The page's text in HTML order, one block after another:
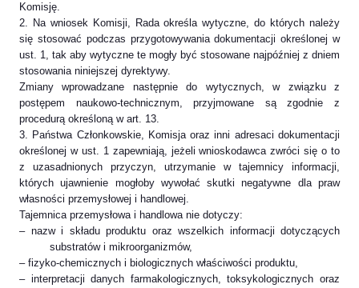
Komisję.
2. Na wniosek Komisji, Rada określa wytyczne, do których należy
się stosować podczas przygotowywania dokumentacji określonej w
ust. 1, tak aby wytyczne te mogły być stosowane najpóźniej z dniem
stosowania niniejszej dyrektywy.
Zmiany wprowadzane następnie do wytycznych, w związku z
postępem naukowo-technicznym, przyjmowane są zgodnie z
procedurą określoną w art. 13.
3. Państwa Członkowskie, Komisja oraz inni adresaci dokumentacji
określonej w ust. 1 zapewniają, jeżeli wnioskodawca zwróci się o to
z uzasadnionych przyczyn, utrzymanie w tajemnicy informacji,
których ujawnienie mogłoby wywołać skutki negatywne dla praw
własności przemysłowej i handlowej.
Tajemnica przemysłowa i handlowa nie dotyczy:
– nazw i składu produktu oraz wszelkich informacji dotyczących
substratów i mikroorganizmów,
– fizyko-chemicznych i biologicznych właściwości produktu,
– interpretacji danych farmakologicznych, toksykologicznych oraz